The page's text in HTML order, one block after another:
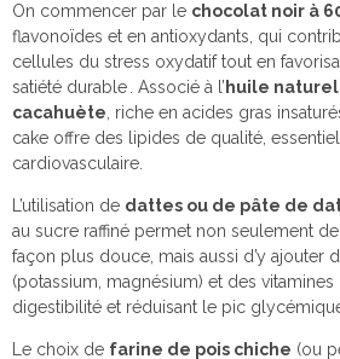
On commencer par le chocolat noir à
flavonoïdes et en antioxydants, qui
cellules du stress oxydatif tout en
satiété durable . Associé à l’ huile
cacahuète, riche en acides gras
cake offre des lipides de qualité,
cardiovasculaire.
L’utilisation de dattes ou de pâte de
au sucre raffiné permet non seulement
façon plus douce, mais aussi d’y ajouter
(potassium, magnésium) et des
digestibilité et réduisant le pic
Le choix de farine de pois chiche (ou